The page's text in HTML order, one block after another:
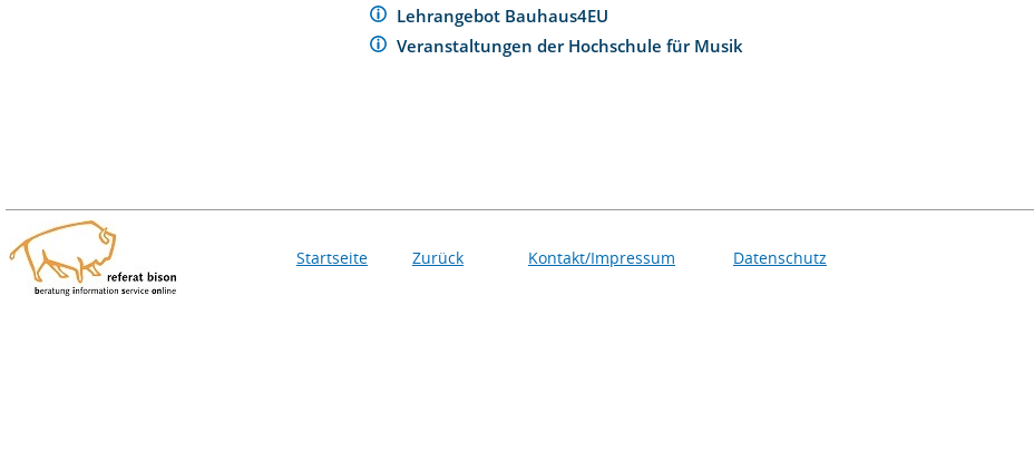
Lehrangebot Bauhaus4EU
Veranstaltungen der Hochschule für Musik
Startseite Zurück Kontakt/Impressum Datenschutz